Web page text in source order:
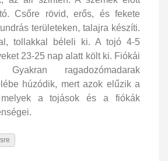
Csőre rövid, erős, és fekete
területeken, talajra készíti.
tollakkal béleli ki. A tojó 4-5
23-25 nap alatt költ ki. Fiókái
Gyakran ragadozómadarak
húzódik, mert azok elűzik a
a tojások és a fiókák